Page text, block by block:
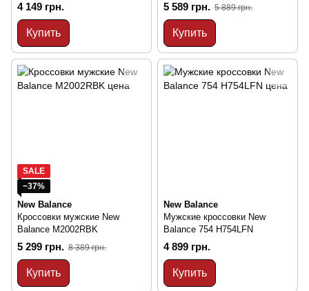
4 149 грн.
Купить
5 589 грн. 5 889 грн.
Купить
SALE
−37%
New Balance
Кроссовки мужские New
Balance M2002RBK
5 299 грн. 8 389 грн.
Купить
New Balance
Мужские кроссовки New
Balance 754 H754LFN
4 899 грн.
Купить